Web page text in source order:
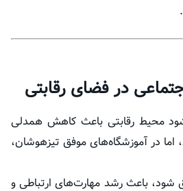
در فضای رقابتی
محیط رقابتی باعث کاهش همدلی
در آموزشگاه‌های موفق تیزهوشان،
شود، باعث رشد مهارت‌های ارتباطی و